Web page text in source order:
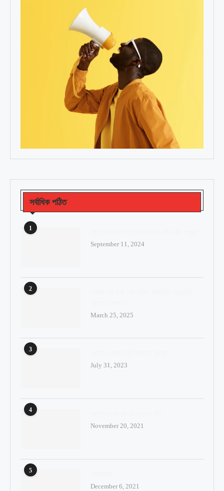
সর্বাধিক পঠিত
1
September 11, 2024
2
March 25, 2025
3
July 31, 2023
4
November 20, 2021
5
December 6, 2021